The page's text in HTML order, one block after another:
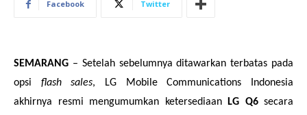
Facebook Twitter
SEMARANG – Setelah sebelumnya ditawarkan terbatas pada
opsi flash sales, LG Mobile Communications Indonesia
akhirnya resmi mengumumkan ketersediaan
LG Q6secara